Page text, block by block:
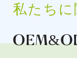
私たち